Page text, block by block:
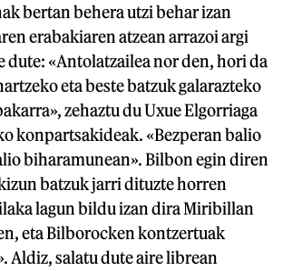
bertan behera utzi behar izan
erabakiaren atzean arrazoi argi
dute: «Antolatzailea nor den, hori da
eta beste batzuk galarazteko
zehaztu du Uxue Elgorriaga
konpartsakideak. «Bezperan balio
biharamunean». Bilbon egin diren
batzuk jarri dituzte horren
lagun bildu izan dira Miribillan
eta Bilborocken kontzertuak
Aldiz, salatu dute aire librean